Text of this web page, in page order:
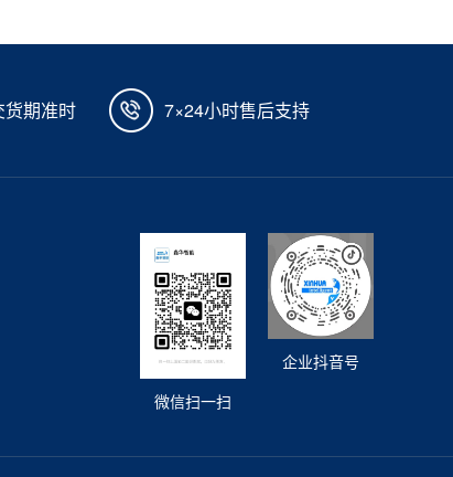
期准时 7×24小时售后支持
企业抖音号
微信扫一扫